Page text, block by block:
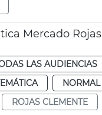
Mercado
LAS AUDIENCIAS
NORMAL
ROJAS CLEMENTE